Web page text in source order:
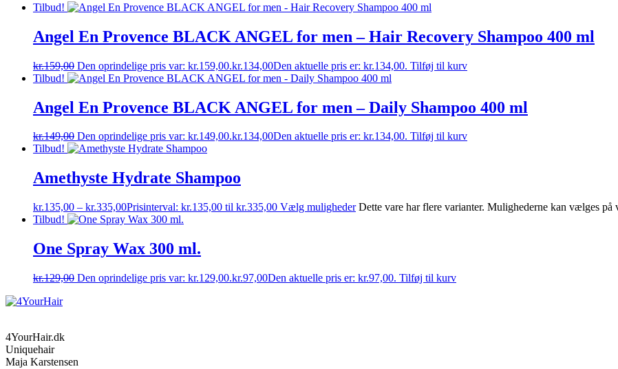
Tilbud!
Angel En Provence BLACK ANGEL for men – Hair Recovery Shampoo 400 ml
kr.159,00 Den oprindelige pris var: kr.159,00.kr.134,00Den aktuelle pris er: kr.134,00. Tilføj til kurv
Tilbud!
Angel En Provence BLACK ANGEL for men – Daily Shampoo 400 ml
kr.149,00 Den oprindelige pris var: kr.149,00.kr.134,00Den aktuelle pris er: kr.134,00. Tilføj til kurv
Tilbud!
Amethyste Hydrate Shampoo
kr.135,00 – kr.335,00Prisinterval: kr.135,00 til kr.335,00 Vælg muligheder Dette vare har flere varianter. Mulighederne kan vælges på
Tilbud!
One Spray Wax 300 ml.
kr.129,00 Den oprindelige pris var: kr.129,00.kr.97,00Den aktuelle pris er: kr.97,00. Tilføj til kurv
4YourHair.dk
Uniquehair
Maja Karstensen